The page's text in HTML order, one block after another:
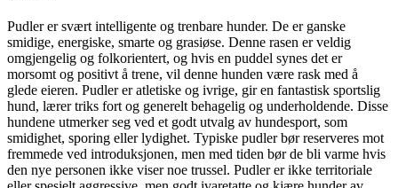
Pudler er svært intelligente og trenbare hunder. De er ganske
smidige, energiske, smarte og grasiøse. Denne rasen er veldig
omgjengelig og folkorientert, og hvis en puddel synes det er
morsomt og positivt å trene, vil denne hunden være rask med å
glede eieren. Pudler er atletiske og ivrige, gir en fantastisk sportslig
hund, lærer triks fort og generelt behagelig og underholdende. Disse
hundene utmerker seg ved et godt utvalg av hundesport, som
smidighet, sporing eller lydighet. Typiske pudler bør reserveres mot
fremmede ved introduksjonen, men med tiden bør de bli varme hvis
den nye personen ikke viser noe trussel. Pudler er ikke territoriale